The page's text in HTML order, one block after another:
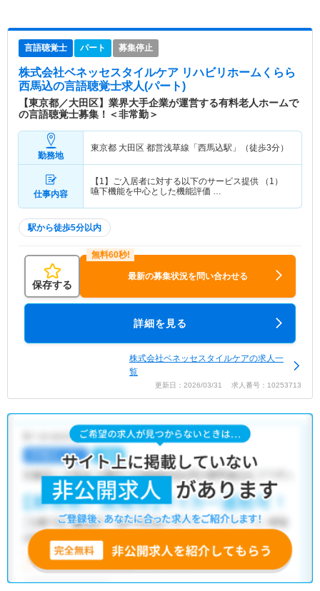
言語聴覚士 パート 募集停止
株式会社ベネッセスタイルケア リハビリホームくらら
西馬込の言語聴覚士求人(パート)
【東京都／大田区】業界大手企業が運営する有料老人ホームで
の言語聴覚士募集！＜非常勤＞
勤務地
東京都 大田区 都営浅草線「西馬込駅」（徒歩3分）
仕事内容
【1】ご入居者に対する以下のサービス提供 （1）
嚥下機能を中心とした機能評価 …
駅から徒歩5分以内
保存する
最新の募集状況を問い合わせる
詳細を見る
株式会社ベネッセスタイルケアの求人一
覧
更新日：2026/03/31 求人番号：10253713